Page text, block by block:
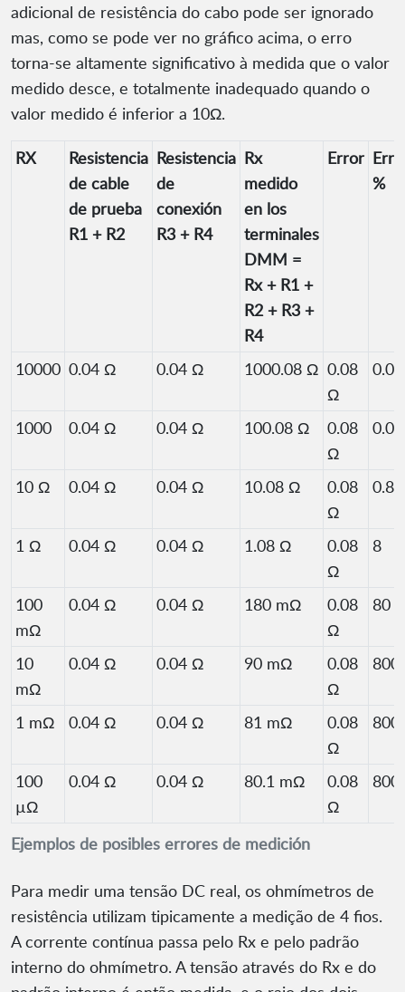
adicional de resistência do cabo pode ser ignorado
mas, como se pode ver no gráfico acima, o erro
torna-se altamente significativo à medida que o valor
medido desce, e totalmente inadequado quando o
valor medido é inferior a 10Ω.
Ejemplos de posibles errores de medición
RX
Resistencia
de cable
de prueba
R1 + R2
Resistencia
de
conexión
R3 + R4
Rx
medido
en los
terminales
DMM =
Rx + R1 +
R2 + R3 +
R4
Error
%
10000 0.04 Ω 0.04 Ω 1000.08 Ω 0.08
Ω
1000 0.04 Ω 0.04 Ω 100.08 Ω
0.08
Ω
0.08
10 Ω 0.04 Ω 0.04 Ω 10.08 Ω
0.08
Ω
0.8
1 Ω 0.04 Ω 0.04 Ω 1.08 Ω
0.08
Ω
8
100
mΩ
0.04 Ω 0.04 Ω 180 mΩ
0.08
Ω
80
10
mΩ
0.04 Ω 0.04 Ω 90 mΩ
0.08
Ω
800
1 mΩ 0.04 Ω 0.04 Ω 81 mΩ
0.08
Ω
100
µΩ
0.04 Ω 0.04 Ω 80.1 mΩ
0.08
Ω
Para medir uma tensão DC real, os ohmímetros de
resistência utilizam tipicamente a medição de 4 fios.
A corrente contínua passa pelo Rx e pelo padrão
interno do ohmímetro. A tensão através do Rx e do